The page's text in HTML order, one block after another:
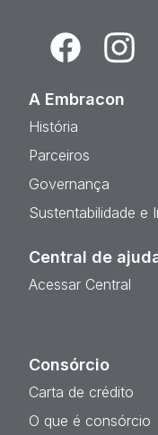
Facebook
A Embracon
História
Parceiros
Governança
Sustentabilidade e
Central de
Acessar Central
Consórcio
Carta de crédito
O que é consórcio